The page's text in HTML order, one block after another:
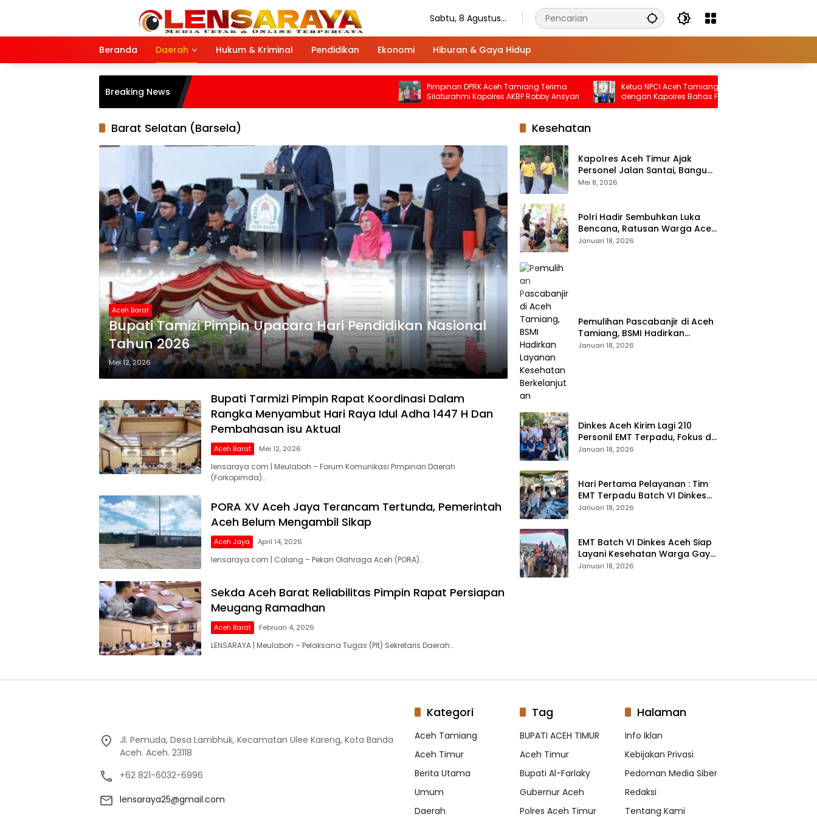
Sabtu, 8 Agustus
Beranda
Daerah Hukum & Kriminal Pendidikan Ekonomi Hiburan & Gaya Hidup
Breaking News
Pimpinan DPRK Aceh Tamiang Terima
Silaturahmi Kapolres AKBP Robby Ansyari
Ketua NPCI Aceh Tamiang Audiensi
dengan Kapolres Bahas Fasilitas Atlet
Disabilitas untuk Ini
Barat Selatan (Barsela)
Aceh Barat
Bupati Tamizi Pimpin Upacara Hari Pendidikan Nasional
Tahun 2026
Mei 12, 2026
Bupati Tarmizi Pimpin Rapat Koordinasi Dalam
Rangka Menyambut Hari Raya Idul Adha 1447 H Dan
Pembahasan isu Aktual
Aceh Barat Mei 12, 2026
lensaraya.com | Meulaboh – Forum Komunikasi Pimpinan Daerah
(Forkopimda)…
PORA XV Aceh Jaya Terancam Tertunda, Pemerintah
Aceh Belum Mengambil Sikap
Aceh Jaya April 14, 2026
lensaraya.com | Calang – Pekan Olahraga Aceh (PORA)…
Sekda Aceh Barat Reliabilitas Pimpin Rapat Persiapan
Meugang Ramadhan
Aceh Barat Februari 4, 2026
LENSARAYA | Meulaboh – Pelaksana Tugas (Plt) Sekretaris Daerah…
Kesehatan
Kapolres Aceh Timur Ajak
Personel Jalan Santai, Bangun
Semangat Sehat dan Solid
Mei 8, 2026
Polri Hadir Sembuhkan Luka
Bencana, Ratusan Warga Aceh
Tengah Terlayani Bakti
Januari 18, 2026
Pemulihan Pascabanjir di Aceh
Tamiang, BSMI Hadirkan
Layanan Kesehatan
Januari 18, 2026
Dinkes Aceh Kirim Lagi 210
Personil EMT Terpadu, Fokus di
Tujuh Kabupaten
Januari 18, 2026
Hari Pertama Pelayanan : Tim
EMT Terpadu Batch VI Dinkes
Aceh Jangkau Wilayah
Januari 18, 2026
EMT Batch VI Dinkes Aceh Siap
Layani Kesehatan Warga Gayo
Lues, Ini Lokasi Yang Akan
Januari 18, 2026
Jl. Pemuda, Desa Lambhuk, Kecamatan Ulee Kareng, Kota Banda
Aceh. Aceh. 23118
+62 821-6032-6996
lensaraya25@gmail.com
Kategori
Aceh Tamiang
Aceh Timur
Berita Utama
Umum
Daerah
Tag
BUPATI ACEH TIMUR
Aceh Timur
Bupati Al-Farlaky
Gubernur Aceh
Polres Aceh Timur
Halaman
Info Iklan
Kebijakan Privasi
Pedoman Media Siber
Redaksi
Tentang Kami